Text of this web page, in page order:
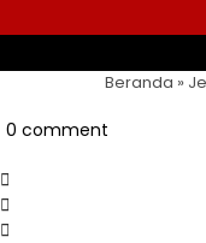
Beranda »
0 comment